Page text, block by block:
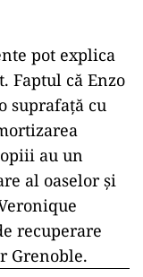
pot explica
Faptul că Enzo
suprafață cu
au un
al oaselor și
recuperare
Grenoble.